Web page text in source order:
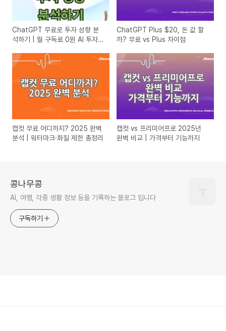
ChatGPT 무료로 투자 성향 분
석하기 | 월 구독료 0원 AI 투자
ChatGPT Plus $20, 돈 값 할
까? 무료 vs Plus 차이점
캡컷 무료 어디까지? 2025 완벽
분석 | 워터마크·화질 제한 총정리
캡컷 vs 프리미어프로 2025년
완벽 비교 | 가격부터 기능까지
콩나무콩
AI, 여행, 각종 생활 정보 등을 기록하는 블로그 입니다
구독하기